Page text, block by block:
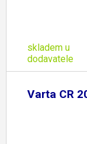
skladem u
dodavatele
Varta CR